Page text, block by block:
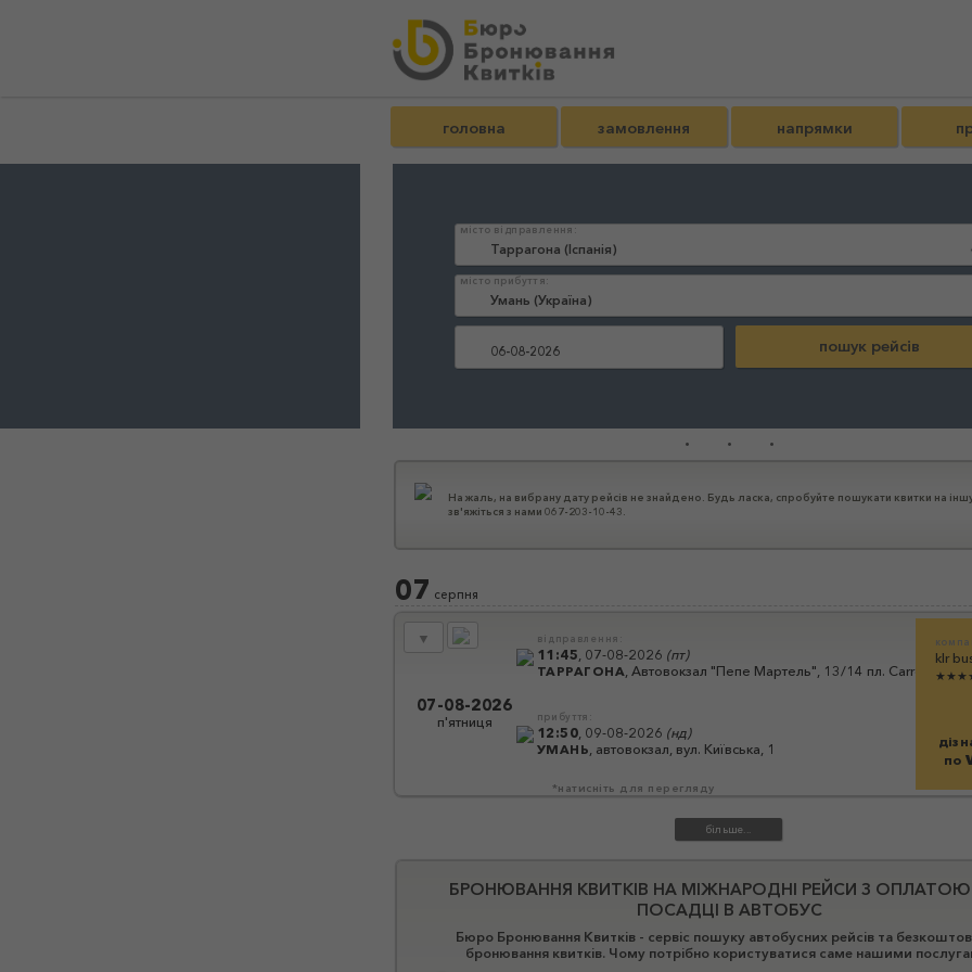
головна замовлення напрямки
місто відправлення:
місто прибуття:
...
На жаль, на вибрану дату рейсів не знайдено. Будь ласка, спробуйте пошукати квитки на
зв'яжіться з нами 067-203-10-43.
07 серпня
▼
*натисніть для перегляду
07-08-2026
п'ятниця
відправлення:
11:45, 07-08-2026 (пт)
ТАРРАГОНА, Автовокзал "Пепе Мартель", 13/14 пл. Carrer de
прибуття:
12:50 09-08-2026 (нд)
УМАНЬ автовокзал, вул. Київська, 1
klr
по
БРОНЮВАННЯ КВИТКІВ НА МІЖНАРОДНІ РЕЙСИ З ОПЛАТОЮ
ПОСАДЦІ В АВТОБУС
Бюро Бронювання Квитків - сервіс пошуку автобусних рейсів та
бронювання квитків. Чому потрібно користуватися саме нашими